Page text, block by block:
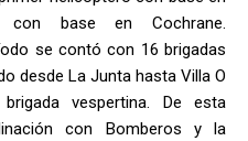
base en Cochrane.
se contó con 16 brigadas
desde La Junta hasta Villa O
vespertina. De esta
con Bomberos y la